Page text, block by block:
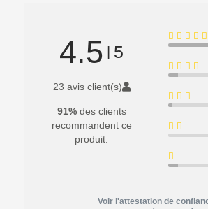
4.5 5
23 avis client(s)
91%des clients
recommandent ce
produit.
Voir l'attestation de